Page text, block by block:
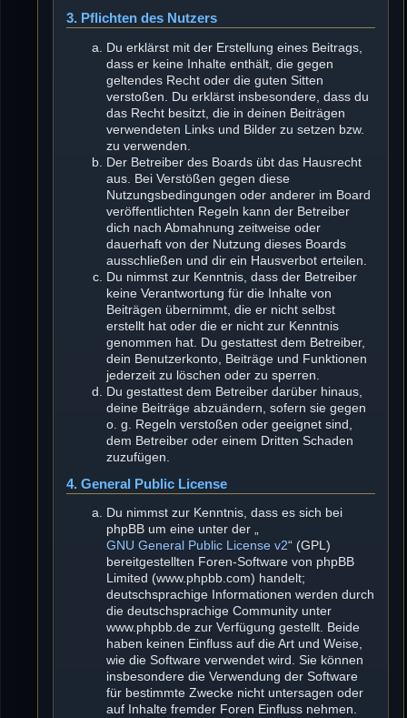
3. Pflichten des Nutzers
Du erklärst mit der Erstellung eines Beitrags,
dass er keine Inhalte enthält, die gegen
geltendes Recht oder die guten Sitten
verstoßen. Du erklärst insbesondere, dass du
das Recht besitzt, die in deinen Beiträgen
verwendeten Links und Bilder zu setzen bzw.
zu verwenden.
Der Betreiber des Boards übt das Hausrecht
aus. Bei Verstößen gegen diese
Nutzungsbedingungen oder anderer im Board
veröffentlichten Regeln kann der Betreiber
dich nach Abmahnung zeitweise oder
dauerhaft von der Nutzung dieses Boards
ausschließen und dir ein Hausverbot erteilen.
Du nimmst zur Kenntnis, dass der Betreiber
keine Verantwortung für die Inhalte von
Beiträgen übernimmt, die er nicht selbst
erstellt hat oder die er nicht zur Kenntnis
genommen hat. Du gestattest dem Betreiber,
dein Benutzerkonto, Beiträge und Funktionen
jederzeit zu löschen oder zu sperren.
Du gestattest dem Betreiber darüber hinaus,
deine Beiträge abzuändern, sofern sie gegen
o. g. Regeln verstoßen oder geeignet sind,
dem Betreiber oder einem Dritten Schaden
zuzufügen.
4. General Public License
Du nimmst zur Kenntnis, dass es sich bei
phpBB um eine unter der „
GNU General Public License v2“ (GPL)
bereitgestellten Foren-Software von phpBB
Limited (www.phpbb.com) handelt;
deutschsprachige Informationen werden durch
die deutschsprachige Community unter
www.phpbb.de zur Verfügung gestellt. Beide
haben keinen Einfluss auf die Art und Weise,
wie die Software verwendet wird. Sie können
insbesondere die Verwendung der Software
für bestimmte Zwecke nicht untersagen oder
auf Inhalte fremder Foren Einfluss nehmen.